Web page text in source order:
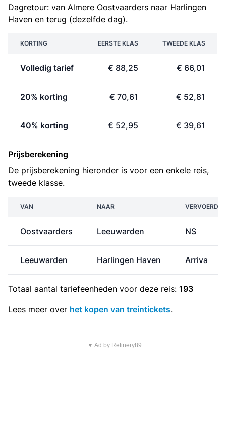
Dagretour: van Almere Oostvaarders naar Harlingen
Haven en terug (dezelfde dag).
KORTING EERSTE KLAS TWEEDE KLAS
Volledig tarief € 88,25 € 66,01
20% korting € 70,61 € 52,81
40% korting € 52,95 € 39,61
Prijsberekening
De prijsberekening hieronder is voor een enkele reis,
tweede klasse.
VAN NAAR VERVOERDER
Oostvaarders Leeuwarden NS
Leeuwarden Harlingen Haven Arriva
Totaal aantal tariefeenheden voor deze reis: 193
Lees meer over het kopen van treintickets.
▼ Ad by Refinery89